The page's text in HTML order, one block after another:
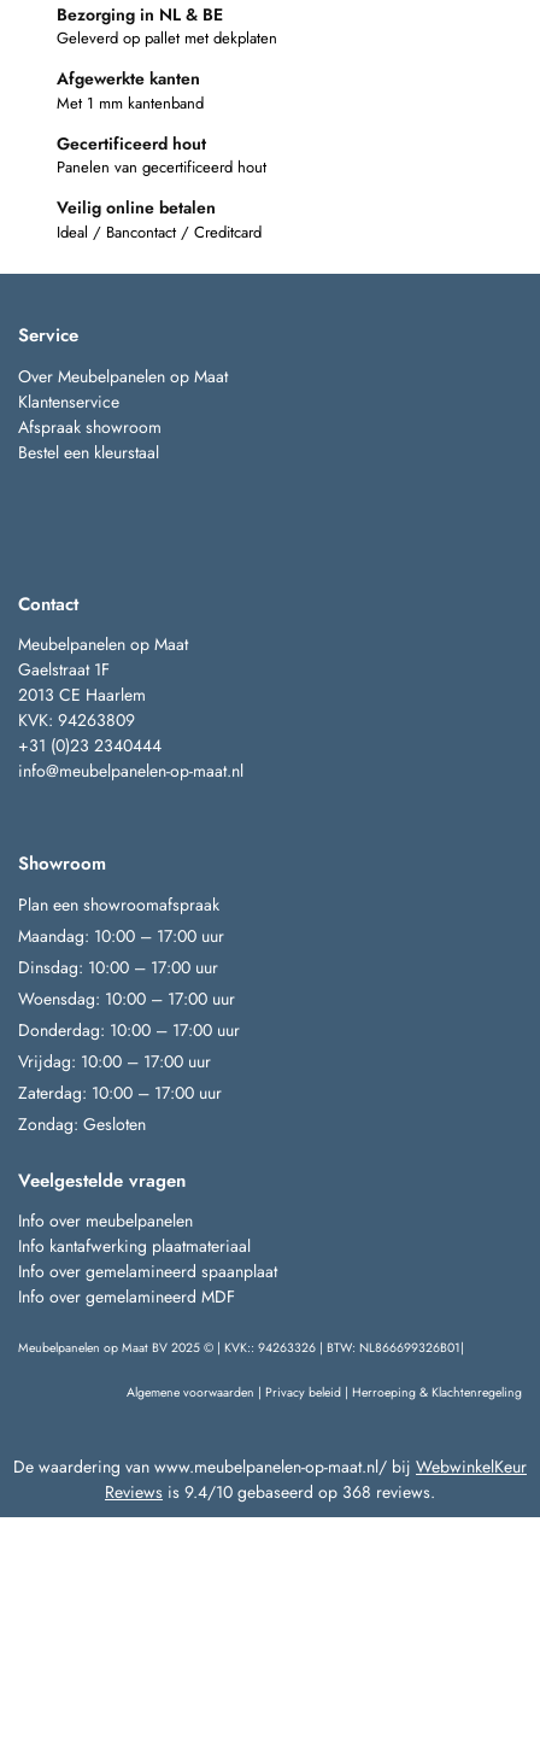
Bezorging in NL & BE
Geleverd op pallet met dekplaten
Afgewerkte kanten
Met 1 mm kantenband
Gecertificeerd hout
Panelen van gecertificeerd hout
Veilig online betalen
Ideal / Bancontact / Creditcard
Service
Over Meubelpanelen op Maat
Klantenservice
Afspraak showroom
Bestel een kleurstaal
Contact
Meubelpanelen op Maat
Gaelstraat 1F
2013 CE Haarlem
KVK: 94263809
+31 (0)23 2340444
info@meubelpanelen-op-maat.nl
Showroom
Plan een showroomafspraak
Maandag: 10:00 – 17:00 uur
Dinsdag: 10:00 – 17:00 uur
Woensdag: 10:00 – 17:00 uur
Donderdag: 10:00 – 17:00 uur
Vrijdag: 10:00 – 17:00 uur
Zaterdag: 10:00 – 17:00 uur
Zondag: Gesloten
Veelgestelde vragen
Info over meubelpanelen
Info kantafwerking plaatmateriaal
Info over gemelamineerd spaanplaat
Info over gemelamineerd MDF
Meubelpanelen op Maat BV 2025 © | KVK:: 94263326 | BTW: NL866699326B01|
Algemene voorwaarden | Privacy beleid | Herroeping & Klachtenregeling
De waardering van www.meubelpanelen-op-maat.nl/ bij WebwinkelKeur
Reviews is 9.4/10 gebaseerd op 368 reviews.